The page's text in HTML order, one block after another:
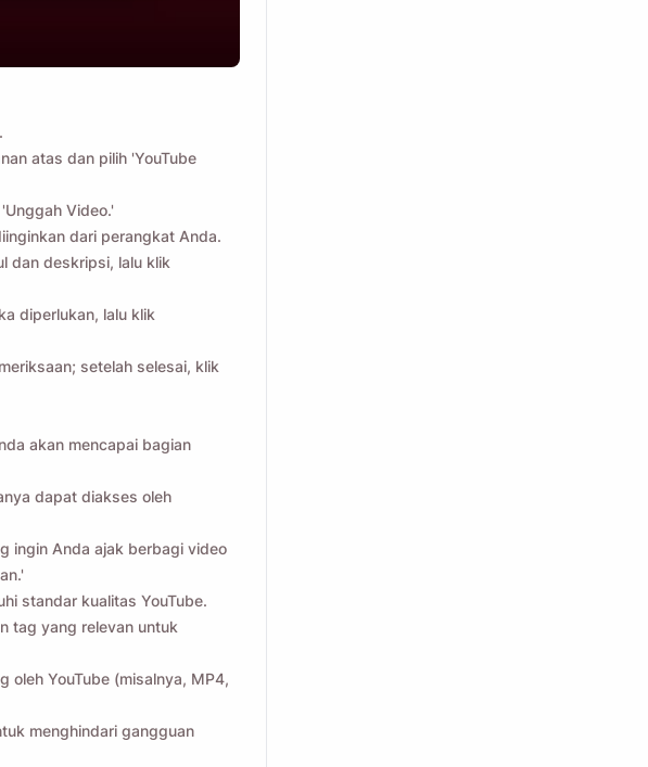
atas dan pilih 'YouTube
Video.'
dari perangkat Anda.
dan deskripsi, lalu klik
diperlukan, lalu klik
setelah selesai, klik
akan mencapai bagian
dapat diakses oleh
ingin Anda ajak berbagi video
standar kualitas YouTube.
tag yang relevan untuk
oleh YouTube (misalnya, MP4,
menghindari gangguan
🔔
Anda kembali menggunakan